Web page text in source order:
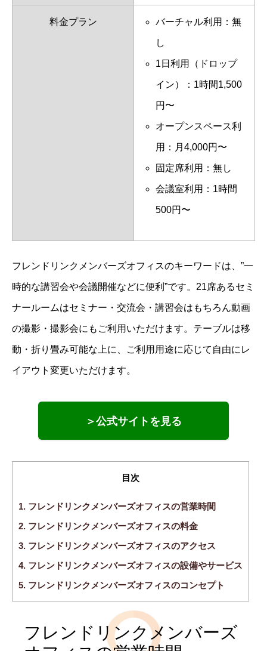
料金プラン バーチャル利用：無
し
1日利用（ドロップ
イン）：1時間1,500
円〜
オープンスペース利
用：月4,000円〜
固定席利用：無し
会議室利用：1時間
500円〜
フレンドリンクメンバーズオフィスのキーワードは、”一
時的な講習会や会議開催などに便利”です。21席あるセミ
ナールームはセミナー・交流会・講習会はもちろん動画
の撮影・撮影会にもご利用いただけます。テーブルは移
動・折り畳み可能な上に、ご利用用途に応じて自由にレ
イアウト変更いただけます。
＞公式サイトを見る
目次
1. フレンドリンクメンバーズオフィスの営業時間
2. フレンドリンクメンバーズオフィスの料金
3. フレンドリンクメンバーズオフィスのアクセス
4. フレンドリンクメンバーズオフィスの設備やサービス
5. フレンドリンクメンバーズオフィスのコンセプト
フレンドリンクメンバーズ